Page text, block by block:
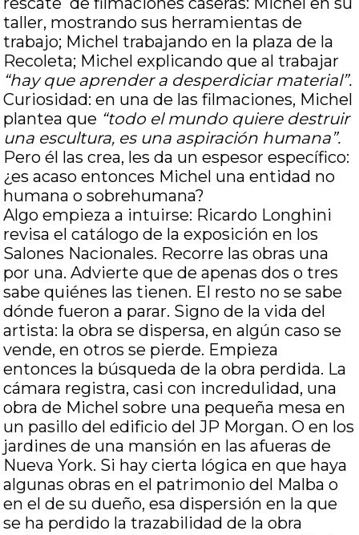
taller, mostrando sus herramientas de
trabajo; Michel trabajando en la plaza de la
Recoleta; Michel explicando que al trabajar
“hay que aprender a desperdiciar material”.
Curiosidad: en una de las filmaciones, Michel
plantea que “todo el mundo quiere destruir
una escultura, es una aspiración humana”.
Pero él las crea, les da un espesor específico:
¿es acaso entonces Michel una entidad no
humana o sobrehumana?
Algo empieza a intuirse: Ricardo Longhini
revisa el catálogo de la exposición en los
Salones Nacionales. Recorre las obras una
por una. Advierte que de apenas dos o tres
sabe quiénes las tienen. El resto no se sabe
dónde fueron a parar. Signo de la vida del
artista: la obra se dispersa, en algún caso se
vende, en otros se pierde. Empieza
entonces la búsqueda de la obra perdida. La
cámara registra, casi con incredulidad, una
obra de Michel sobre una pequeña mesa en
un pasillo del edificio del JP Morgan. O en los
jardines de una mansión en las afueras de
Nueva York. Si hay cierta lógica en que haya
algunas obras en el patrimonio del Malba o
en el de su dueño, esa dispersión en la que
se ha perdido la trazabilidad de la obra